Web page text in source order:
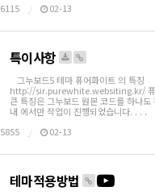
6115 02-13
특이사항
그누보드5 테마 퓨어화이트 의 특징
http://sir.purewhite.websiting.kr/ 퓨
큰 특징은 그누보드 원본 코드를 하나도
내 에서만 작업이 진행되었습니다. . . .
5855 02-13
테마적용방법